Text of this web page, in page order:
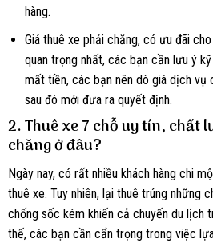
hàng.
Giá thuê xe phải chăng, có ưu đãi
quan trọng nhất, các bạn cần lưu ý
mất tiền, các bạn nên dò giá dịch vụ
sau đó mới đưa ra quyết định.
2. Thuê xe 7 chỗ uy tín, chất
chăng ở đâu?
Ngày nay, có rất nhiều khách hàng chi
thuê xe. Tuy nhiên, lại thuê trúng những
chống sốc kém khiến cả chuyến du lịch
thế, các bạn cần cẩn trọng trong việc